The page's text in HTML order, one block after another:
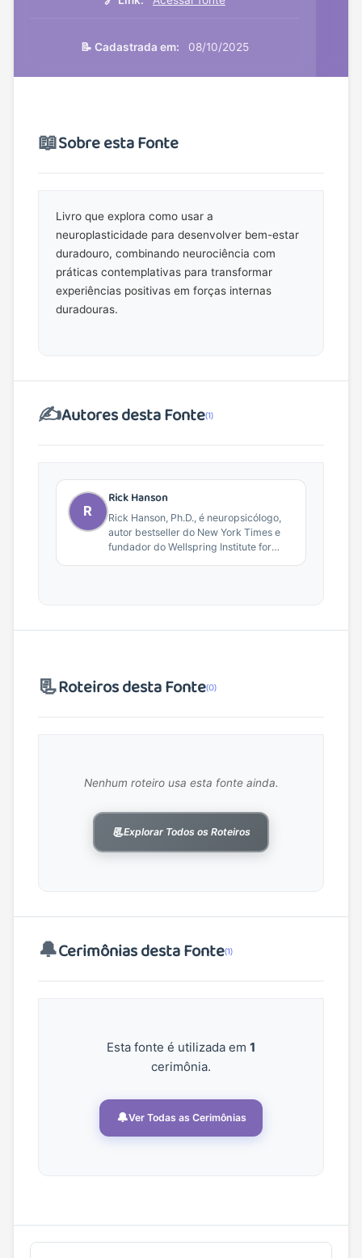
📝 Cadastrada em: 08/10/2025
📖Sobre esta Fonte
Livro que explora como usar a
neuroplasticidade para desenvolver bem-estar
duradouro, combinando neurociência com
práticas contemplativas para transformar
experiências positivas em forças internas
duradouras.
✍️Autores desta Fonte(1)
R
Rick Hanson
Rick Hanson, Ph.D., é neuropsicólogo,
autor bestseller do New York Times e
fundador do Wellspring Institute for
📃Roteiros desta Fonte(0)
Nenhum roteiro usa esta fonte ainda.
📃Explorar Todos os Roteiros
🔔Cerimônias desta Fonte(1)
Esta fonte é utilizada em 1
cerimônia.
🔔Ver Todas as Cerimônias